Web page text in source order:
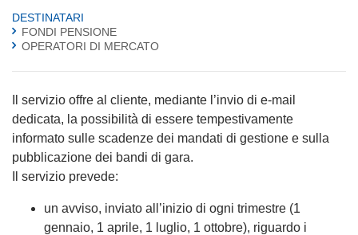
DESTINATARI
FONDI PENSIONE
OPERATORI DI MERCATO
Il servizio offre al cliente, mediante l’invio di e-mail
dedicata, la possibilità di essere tempestivamente
informato sulle scadenze dei mandati di gestione e sulla
pubblicazione dei bandi di gara.
Il servizio prevede:
un avviso, inviato all’inizio di ogni trimestre (1
gennaio, 1 aprile, 1 luglio, 1 ottobre), riguardo i